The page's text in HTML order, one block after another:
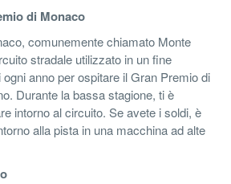
di Monaco
comunemente chiamato Monte
stradale utilizzato in un fine
anno per ospitare il Gran Premio di
Durante la bassa stagione, ti è
intorno al circuito. Se avete i soldi, è
alla pista in una macchina ad alte